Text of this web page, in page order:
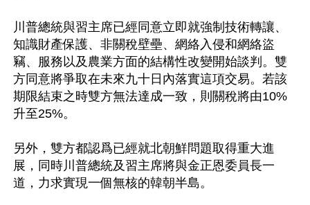
川普總統與習主席已經同意立即就強制技術轉讓、
知識財產保護、非關稅壁壘、網絡入侵和網絡盜
竊、服務以及農業方面的結構性改變開始談判。雙
方同意將爭取在未來九十日內落實這項交易。若該
期限結束之時雙方無法達成一致，則關稅將由10%
升至25%。
另外，雙方都認爲已經就北朝鮮問題取得重大進
展，同時川普總統及習主席將與金正恩委員長一
道，力求實現一個無核的韓朝半島。